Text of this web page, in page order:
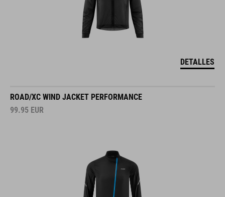
DETALLES
ROAD/XC WIND JACKET PERFORMANCE
99.95 EUR